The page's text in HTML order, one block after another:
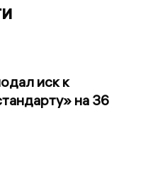
иск к
на 36